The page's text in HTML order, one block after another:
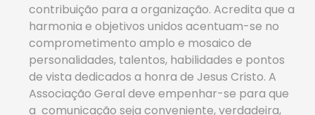
contribuição para a organização. Acredita que a
harmonia e objetivos unidos acentuam-se no
comprometimento amplo e mosaico de
personalidades, talentos, habilidades e pontos
de vista dedicados a honra de Jesus Cristo. A
Associação Geral deve empenhar-se para que
a comunicação seja conveniente, verdadeira,